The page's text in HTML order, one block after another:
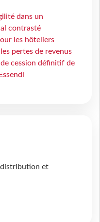
dans un
contrasté
les hôteliers
pertes de revenus
cession définitif de
distribution et